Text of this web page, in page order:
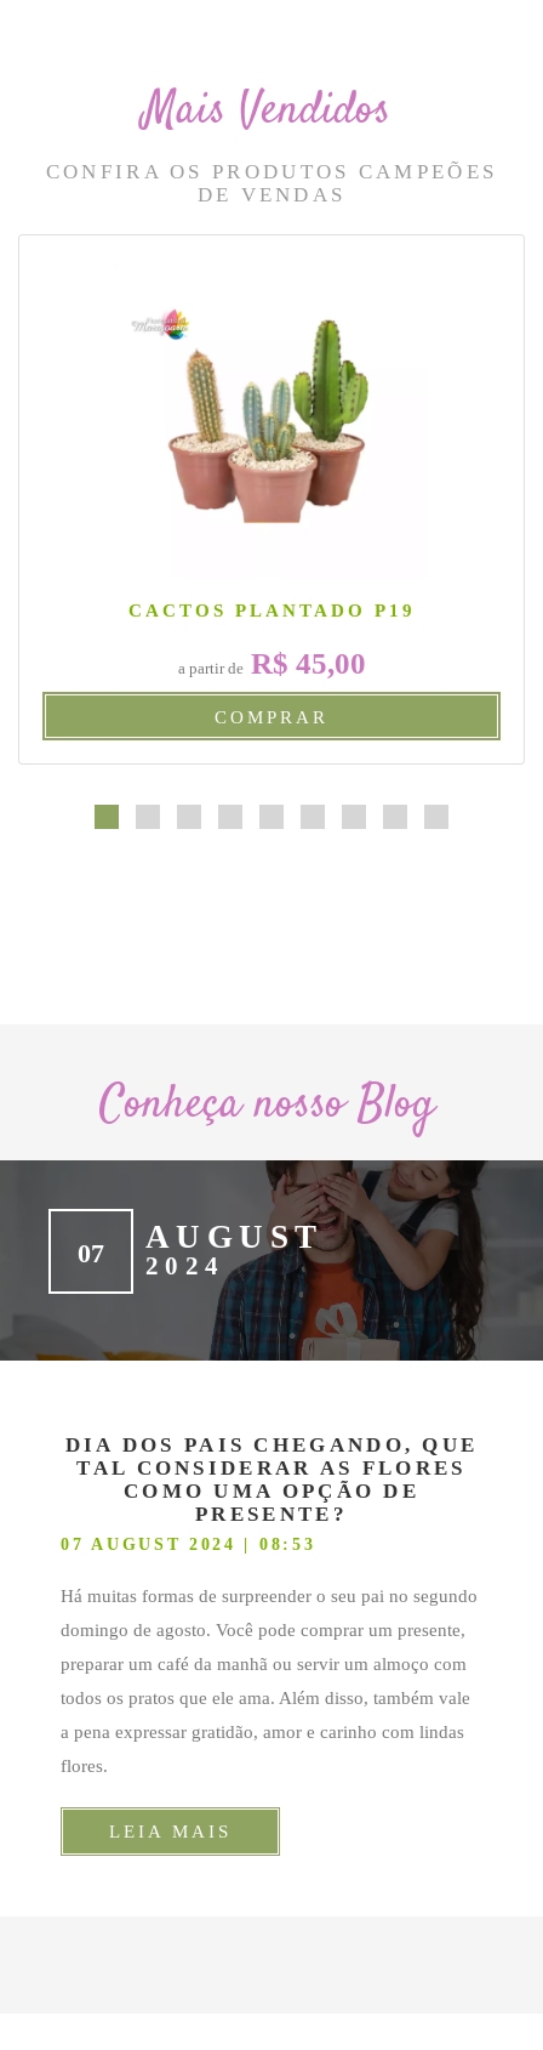
Mais Vendidos
CONFIRA OS PRODUTOS CAMPEÕES
DE VENDAS
CACTOS PLANTADO P19
a partir deR$ 45,00
COMPRAR
Conheça nosso Blog
07 AUGUST
2024
DIA DOS PAIS CHEGANDO, QUE
TAL CONSIDERAR AS FLORES
COMO UMA OPÇÃO DE
PRESENTE?
07 AUGUST 2024 | 08:53
Há muitas formas de surpreender o seu pai no segundo
domingo de agosto. Você pode comprar um presente,
preparar um café da manhã ou servir um almoço com
todos os pratos que ele ama. Além disso, também vale
a pena expressar gratidão, amor e carinho com lindas
flores.
LEIA MAIS